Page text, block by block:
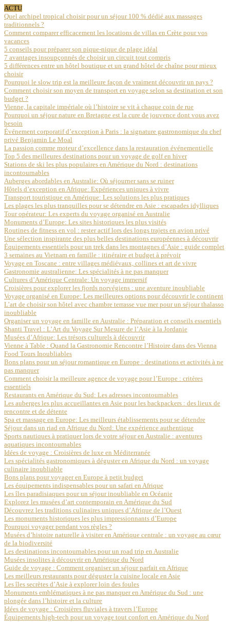
ACTU
Quel archipel tropical choisir pour un séjour 100 % dédié aux massages
traditionnels ?
Comment comparer efficacement les locations de villas en Crète pour vos
vacances
5 conseils pour préparer son pique-nique de plage idéal
7 avantages insoupçonnés de choisir un circuit tout compris
5 différences entre un hôtel boutique et un grand hôtel de chaîne pour mieux
choisir
Pourquoi le slow trip est la meilleure façon de vraiment découvrir un pays ?
Comment choisir son moyen de transport en voyage selon sa destination et son
budget ?
Vienne, la capitale impériale où l’histoire se vit à chaque coin de rue
Pourquoi un séjour nature en Bretagne est la cure de jouvence dont vous avez
besoin
Événement corporatif d’exception à Paris : la signature gastronomique du chef
privé Benjamin Le Moal
La passion comme moteur d’excellence dans la restauration événementielle
Top 5 des meilleures destinations pour un voyage de golf en hiver
Stations de ski les plus populaires en Amérique du Nord : destinations
incontournables
Auberges abordables en Australie: Où séjourner sans se ruiner
Hôtels d’exception en Afrique: Expériences uniques à vivre
Transport touristique en Amérique: Les solutions les plus pratiques
Les plages les plus tranquilles pour se détendre en Asie : escapades idylliques
Tour opérateur: Les experts du voyage organisé en Australie
Monuments d’Europe: Les sites historiques les plus visités
Routines de fitness en vol : rester actif lors des longs trajets en avion privé
Une sélection inspirante des plus belles destinations européennes à découvrir
Équipements essentiels pour un trek dans les montagnes d’Asie : guide complet
3 semaines au Vietnam en famille : itinéraire et budget à prévoir
Voyage en Toscane : entre villages médiévaux, collines et art de vivre
Gastronomie australienne: Les spécialités à ne pas manquer
Cultures d’Amérique Centrale: Un voyage immersif
Croisières pour explorer les fjords norvégiens : une aventure inoubliable
Voyage organisé en Europe: Les meilleures options pour découvrir le continent
L’art de choisir son hôtel avec chambre terrasse vue mer pour un séjour thalasso
inoubliable
Organiser un voyage en famille en Australie : Préparation et conseils essentiels
Shanti Travel : L’Art du Voyage Sur Mesure de l’Asie à la Jordanie
Musées d’Afrique: Les trésors culturels à découvrir
Vienne à Table : Quand la Gastronomie Rencontre l’Histoire dans des Vienna
Food Tours Inoubliables
Bons plans pour un séjour romantique en Europe : destinations et activités à ne
pas manquer
Comment choisir la meilleure agence de voyage pour l’Europe : critères
essentiels
Restaurants en Amérique du Sud: Les adresses incontournables
Les auberges les plus accueillantes en Asie pour les backpackers : des lieux de
rencontre et de détente
Spa et massage en Europe: Les meilleurs établissements pour se détendre
Séjour dans un riad en Afrique du Nord: Une expérience authentique
Sports nautiques à pratiquer lors de votre séjour en Australie : aventures
aquatiques incontournables
Idées de voyage : Croisières de luxe en Méditerranée
Les spécialités gastronomiques à déguster en Afrique du Nord : un voyage
culinaire inoubliable
Bons plans pour voyager en Europe à petit budget
Les équipements indispensables pour un safari en Afrique
Les îles paradisiaques pour un séjour inoubliable en Océanie
Explorez les musées d’art contemporain en Amérique du Sud
Découvrez les traditions culinaires uniques d’Afrique de l’Ouest
Les monuments historiques les plus impressionnants d’Europe
Pourquoi voyager pendant vos règles ?
Musées d’histoire naturelle à visiter en Amérique centrale : un voyage au cœur
de la biodiversité
Les destinations incontournables pour un road trip en Australie
Musées insolites à découvrir en Amérique du Nord
Guide de voyage : Comment organiser un séjour parfait en Afrique
Les meilleurs restaurants pour déguster la cuisine locale en Asie
Les îles secrètes d’Asie à explorer loin des foules
Monuments emblématiques à ne pas manquer en Amérique du Sud : une
plongée dans l’histoire et la culture
Idées de voyage : Croisières fluviales à travers l’Europe
Équipements high-tech pour un voyage tout confort en Amérique du Nord